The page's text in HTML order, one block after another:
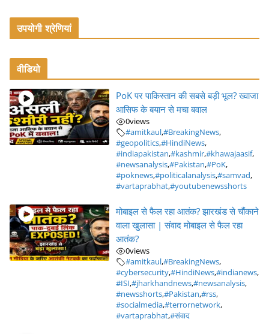
उपयोगी श्रेणियां
वीडियो
PoK पर पाकिस्तान की सबसे बड़ी भूल? ख्वाजा
आसिफ के बयान से मचा बवाल
0views
#amitkaul,#BreakingNews,
#geopolitics,#HindiNews,
#indiapakistan,#kashmir,#khawajaasif,
#newsanalysis,#Pakistan,#PoK,
#poknews,#politicalanalysis,#samvad,
#vartaprabhat,#youtubenewsshorts
मोबाइल से फैल रहा आतंक? झारखंड से चौंकाने
वाला खुलासा | संवाद मोबाइल से फैल रहा
आतंक?
0views
#amitkaul,#BreakingNews,
#cybersecurity,#HindiNews,#indianews,
#ISI,#jharkhandnews,#newsanalysis,
#newsshorts,#Pakistan,#rss,
#socialmedia,#terrornetwork,
#vartaprabhat,#संवाद